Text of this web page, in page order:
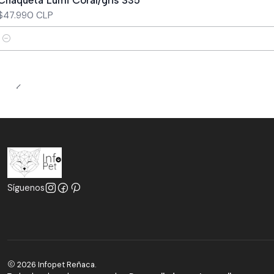
CLP
Síguenos
2026 Infopet Reñaca.